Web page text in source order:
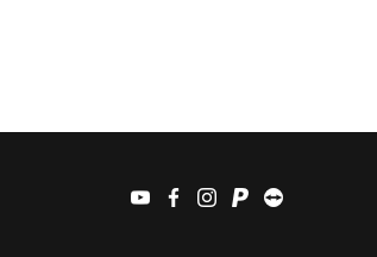
youtubefacebook
instagram
paypalteamviewer